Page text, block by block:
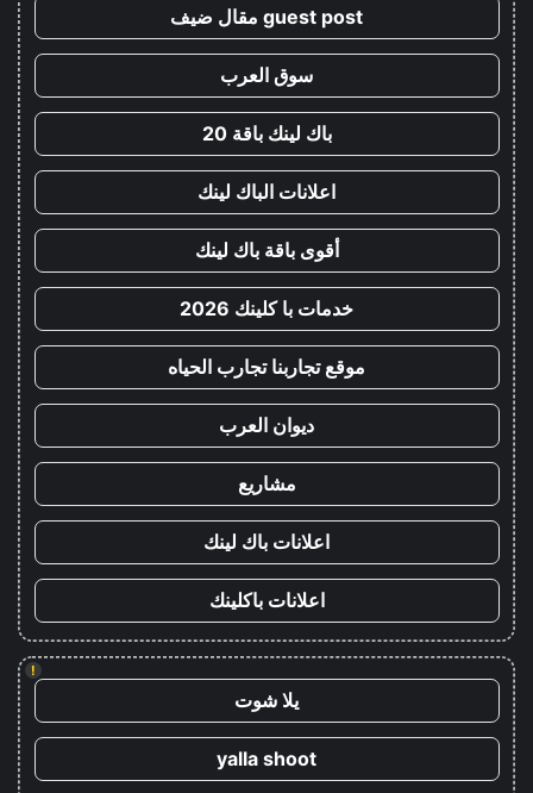
guest post مقال ضيف
سوق العرب
باك لينك باقة 20
اعلانات الباك لينك
أقوى باقة باك لينك
خدمات با كلينك 2026
موقع تجاربنا تجارب الحياه
ديوان العرب
مشاريع
اعلانات باك لينك
اعلانات باكلينك
!
يلا شوت
yalla shoot